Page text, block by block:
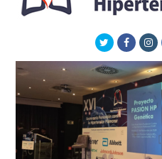
Twitter